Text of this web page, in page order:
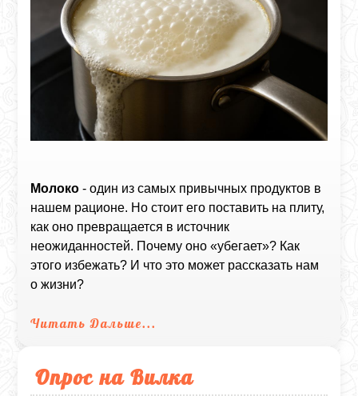
Молоко - один из самых привычных продуктов в
нашем рационе. Но стоит его поставить на плиту,
как оно превращается в источник
неожиданностей. Почему оно «убегает»? Как
этого избежать? И что это может рассказать нам
о жизни?
Читать Дальше...
Опрос на Вилка